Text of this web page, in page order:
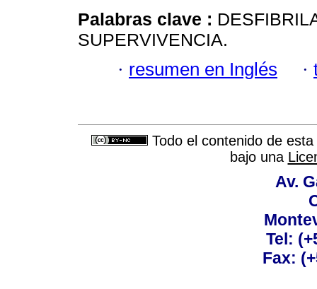
Palabras clave :
SUPERVIVENCIA.
· resumen en Inglés ·
Todo el contenido de
bajo una
Av.
Tel:
Fax: